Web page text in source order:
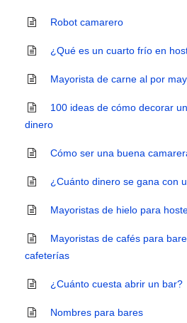
Robot camarero
¿Qué es un cuarto frío en
Mayorista de carne al por
100 ideas de cómo decorar
dinero
Cómo ser una buena
¿Cuánto dinero se gana con
Mayoristas de hielo para
Mayoristas de cafés para
cafeterías
¿Cuánto cuesta abrir un bar?
Nombres para bares